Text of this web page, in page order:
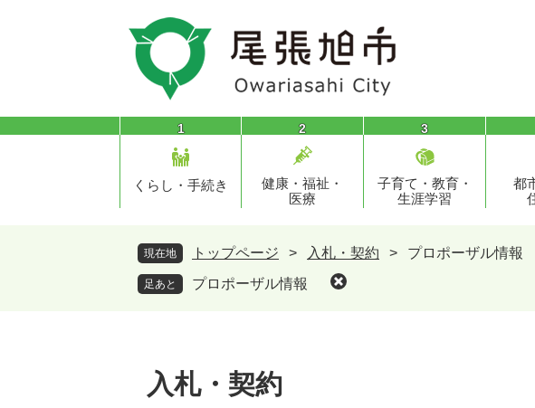
頭
飛
1
くらし・手続き
2
健康・福祉・
医療
3
子育て・教育・
生涯学習
都
現在地 トップページ > 入札・契約 > プロポーザル情報
足あと プロポーザル情報
入札・契約